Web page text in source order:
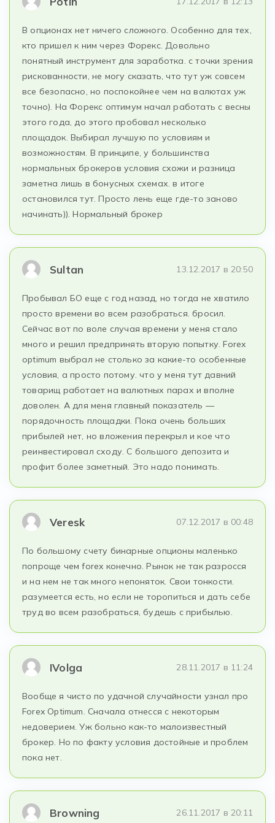
В опционах нет ничего сложного. Особенно для тех,
кто пришел к ним через Форекс. Довольно
понятный инструмент для заработка. с точки зрения
рискованности, не могу сказать, что тут уж совсем
все безопасно, но поспокойнее чем на валютах уж
точно). На Форекс оптимум начал работать с весны
этого года, до этого пробовал несколько
площадок. Выбирал лучшую по условиям и
возможностям. В принципе, у большинства
нормальных брокеров условия схожи и разница
заметна лишь в бонусных схемах. в итоге
остановился тут. Просто лень еще где-то заново
начинать)). Нормальный брокер
Sultan 13.12.2017 в 20:50
Пробывал БО еще с год назад, но тогда не хватило
просто времени во всем разобраться. бросил.
Сейчас вот по воле случая времени у меня стало
много и решил предпринять вторую попытку. Forex
optimum выбрал не столько за какие-то особенные
условия, а просто потому. что у меня тут давний
товарищ работает на валютных парах и вполне
доволен. А для меня главный показатель —
порядочность площадки. Пока очень больших
прибылей нет, но вложения перекрыл и кое что
реинвестировал сходу. С большого депозита и
профит более заметный. Это надо понимать.
Veresk 07.12.2017 в 00:48
По большому счету бинарные опционы маленько
попроще чем forex конечно. Рынок не так разросся
и на нем не так много непоняток. Свои тонкости.
разумеется есть, но если не торопиться и дать себе
труд во всем разобраться, будешь с прибылью.
IVolga 28.11.2017 в 11:24
Вообще я чисто по удачной случайности узнал про
Forex Optimum. Сначала отнесся с некоторым
недоверием. Уж больно как-то малоизвестный
брокер. Но по факту условия достойные и проблем
пока нет.
Browning 26.11.2017 в 20:11